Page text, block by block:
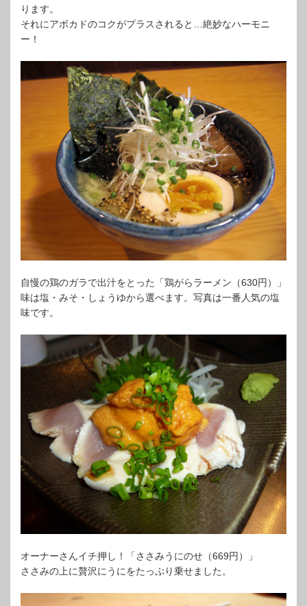
ります。
それにアボカドのコクがプラスされると…絶妙なハーモニ
ー！
自慢の鶏のガラで出汁をとった「鶏がらラーメン（630円）」
味は塩・みそ・しょうゆから選べます。写真は一番人気の塩
味です。
オーナーさんイチ押し！「ささみうにのせ（669円）」
ささみの上に贅沢にうにをたっぷり乗せました。